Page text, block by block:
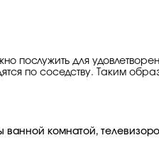
послужить для
по соседству. Таким
комнатой,